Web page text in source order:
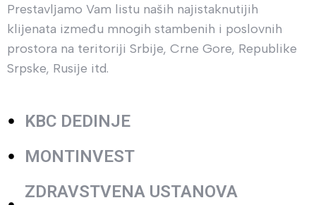
Prestavljamo Vam listu naših najistaknutijih
klijenata između mnogih stambenih i poslovnih
prostora na teritoriji Srbije, Crne Gore, Republike
Srpske, Rusije itd.
KBC DEDINJE
MONTINVEST
ZDRAVSTVENA USTANOVA